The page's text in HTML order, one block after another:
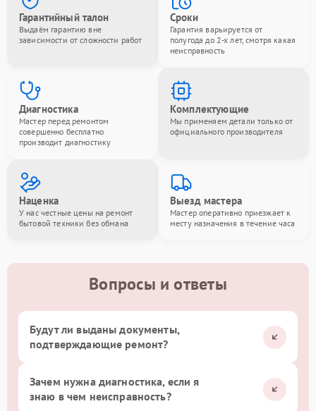
Гарантийный талон
Выдаём гарантию вне
зависимости от сложности работ
Сроки
Гарантия варьируется от
полугода до 2-х лет, смотря какая
неисправность
Диагностика
Мастер перед ремонтом
совершенно бесплатно
производит диагностику
Комплектующие
Мы применяем детали только от
официального производителя
Наценка
У нас честные цены на ремонт
бытовой техники без обмана
Выезд мастера
Мастер оперативно приезжает к
месту назначения в течение часа
Вопросы и ответы
Будут ли выданы документы,
подтверждающие ремонт?
Зачем нужна диагностика, если я
знаю в чем неисправность?